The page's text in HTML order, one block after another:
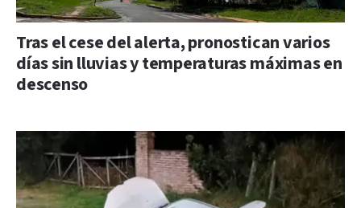
Tras el cese del alerta, pronostican varios
días sin lluvias y temperaturas máximas en
descenso